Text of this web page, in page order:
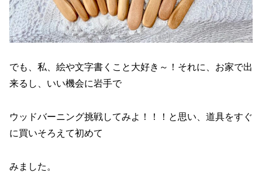
でも、私、絵や文字書くこと大好き～！それに、お家で出
来るし、いい機会に岩手で
ウッドバーニング挑戦してみよ！！！と思い、道具をすぐ
に買いそろえて初めて
みました。